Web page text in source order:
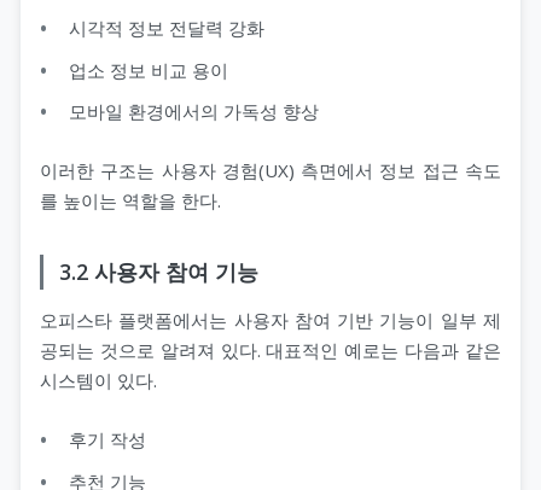
시각적 정보 전달력 강화
업소 정보 비교 용이
모바일 환경에서의 가독성 향상
이러한 구조는 사용자 경험(UX) 측면에서 정보 접근 속도
를 높이는 역할을 한다.
3.2 사용자 참여 기능
오피스타 플랫폼에서는 사용자 참여 기반 기능이 일부 제
공되는 것으로 알려져 있다. 대표적인 예로는 다음과 같은
시스템이 있다.
후기 작성
추천 기능